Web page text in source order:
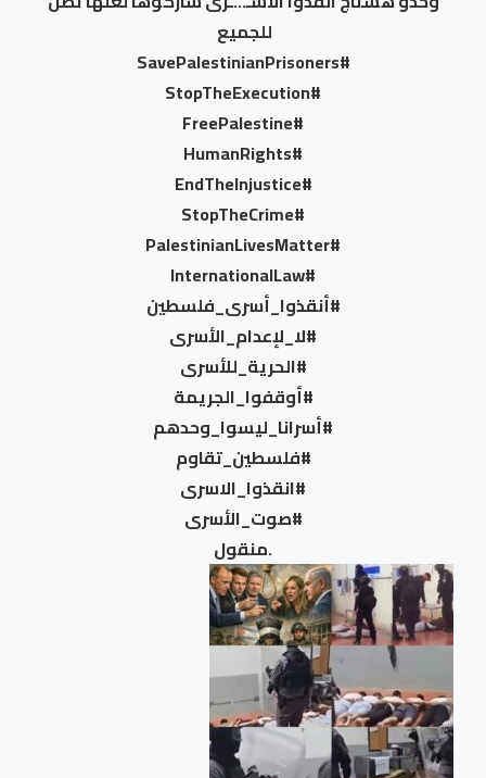
للجميع
#SavePalestinianPrisoners
#StopTheExecution
#FreePalestine
#HumanRights
#EndTheInjustice
#StopTheCrime
#PalestinianLivesMatter
#InternationalLaw
#أنقذوا_أسرى_فلسطين
#لا_لإعدام_الأسرى
#الحرية_للأسرى
#أوقفوا_الجريمة
#أسرانا_ليسوا_وحدهم
#فلسطين_تقاوم
#انقذوا_الاسرى
#صوت_الأسرى
.منقول